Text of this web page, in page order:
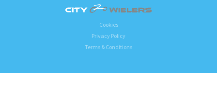
Cookies
Privacy Policy
Terms & Conditions